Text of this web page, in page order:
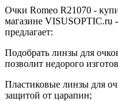
Очки Romeo R21070 -
магазине VISUSOPTIC.ru
предлагает:
Подобрать линзы для
позволит недорого
Пластиковые линзы для
защитой от царапин;